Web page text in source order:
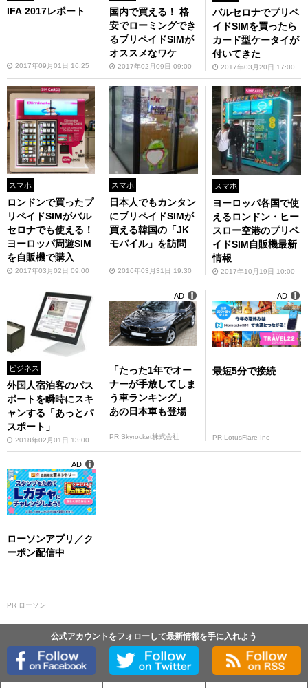
IFA 2017レポート
2017年09月01日 16:25
国内で買える！ 格
安でローミングでき
るプリペイドSIMが
オススメなワケ
2017年02月09日 09:00
バルセロナでプリペ
イドSIMを買ったら
カード型ケータイが
付いてきた
2017年03月20日 17:00
スマホ
ロンドンで買ったプ
リペイドSIMがバル
セロナでも使える！
ヨーロッパ周遊SIM
を自販機で購入
2017年03月02日 09:00
スマホ
日本人でもカンタン
にプリペイドSIMが
買える韓国の「JK
モバイル」を訪問
2016年03月31日 19:30
スマホ
ヨーロッパ各国で使
えるロンドン・ヒー
スロー空港のプリペ
イドSIM自販機最新
情報
2017年10月19日 10:00
ビジネス
外国⼈宿泊客のパス
ポートを瞬時にスキ
ャンする「あっとパ
スポート」
2018年02月01日 13:00
「たった1年でオー
ナーが手放してしま
う車ランキング」
あの日本車も登場
PR Skyrocket株式会社
AD
最短5分で接続
PR LotusFlare Inc
AD
ローソンアプリ／ク
ーポン配信中
PR ローソン
AD
公式アカウントをフォローして最新情報を手に入れよう